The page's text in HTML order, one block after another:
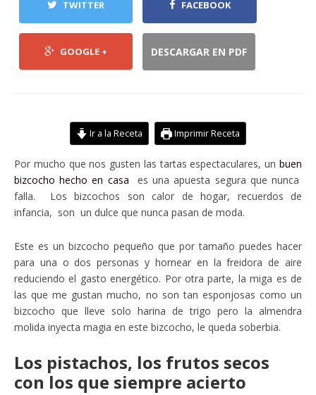
TWITTER FACEBOOK
GOOGLE + DESCARGAR EN PDF
Ir a la Receta Imprimir Receta
Por mucho que nos gusten las tartas espectaculares, un buen
bizcocho hecho en casa
es una apuesta segura que nunca
falla. Los bizcochos son calor de hogar, recuerdos de
infancia, son un dulce que nunca pasan de moda.
Este es un bizcocho pequeño que por tamaño puedes hacer
para una o dos personas y hornear en la freidora de aire
reduciendo el gasto energético. Por otra parte, la miga es de
las que me gustan mucho, no son tan esponjosas como un
bizcocho que lleve solo harina de trigo pero la almendra
molida inyecta magia en este bizcocho, le queda soberbia.
Los pistachos, los frutos secos
con los que siempre acierto